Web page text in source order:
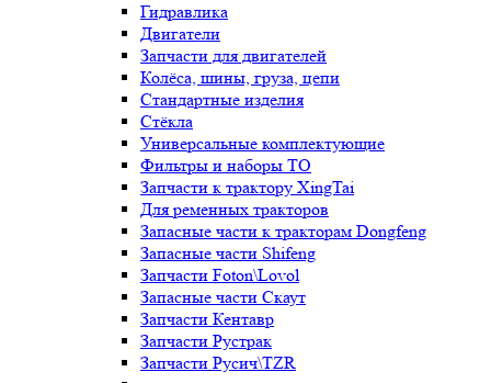
Гидравлика
Двигатели
Запчасти для двигателей
Колёса, шины, груза, цепи
Стандартные изделия
Стёкла
Универсальные комплектующие
Фильтры и наборы ТО
Запчасти к трактору XingTai
Для ременных тракторов
Запасные части к тракторам Dongfeng
Запасные части Shifeng
Запчасти Foton\Lovol
Запасные части Скаут
Запчасти Кентавр
Запчасти Рустрак
Запчасти Русич\TZR